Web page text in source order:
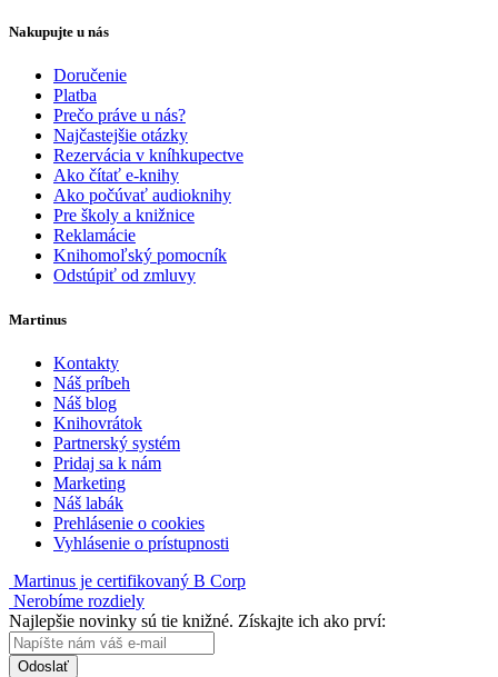
Nakupujte u nás
Doručenie
Platba
Prečo práve u nás?
Najčastejšie otázky
Rezervácia v kníhkupectve
Ako čítať e-knihy
Ako počúvať audioknihy
Pre školy a knižnice
Reklamácie
Knihomoľský pomocník
Odstúpiť od zmluvy
Martinus
Kontakty
Náš príbeh
Náš blog
Knihovrátok
Partnerský systém
Pridaj sa k nám
Marketing
Náš labák
Prehlásenie o cookies
Vyhlásenie o prístupnosti
Martinus je certifikovaný B Corp
Nerobíme rozdiely
Najlepšie novinky sú tie knižné. Získajte ich ako prví:
Odoslať